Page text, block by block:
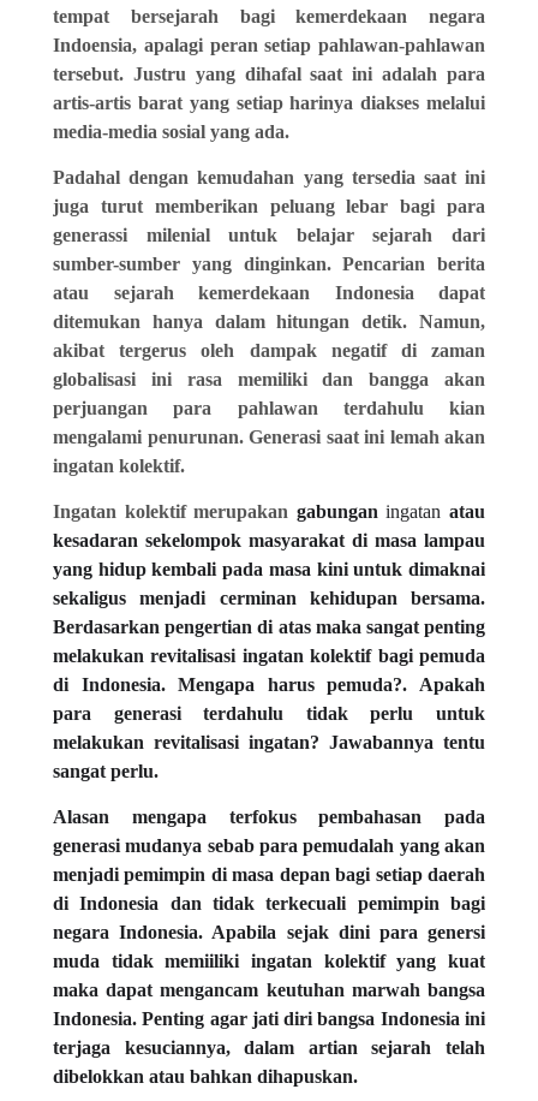
tempat bersejarah bagi kemerdekaan negara
Indoensia, apalagi peran setiap pahlawan-pahlawan
tersebut. Justru yang dihafal saat ini adalah para
artis-artis barat yang setiap harinya diakses melalui
media-media sosial yang ada.
Padahal dengan kemudahan yang tersedia saat ini
juga turut memberikan peluang lebar bagi para
generassi milenial untuk belajar sejarah dari
sumber-sumber yang dinginkan. Pencarian berita
atau sejarah kemerdekaan Indonesia dapat
ditemukan hanya dalam hitungan detik. Namun,
akibat tergerus oleh dampak negatif di zaman
globalisasi ini rasa memiliki dan bangga akan
perjuangan para pahlawan terdahulu kian
mengalami penurunan. Generasi saat ini lemah akan
ingatan kolektif.
Ingatan kolektif merupakan gabunganingatan atau
kesadaran sekelompok masyarakat di masa lampau
yang hidup kembali pada masa kini untuk dimaknai
sekaligus menjadi cerminan kehidupan bersama.
Berdasarkan pengertian di atas maka sangat penting
melakukan revitalisasi ingatan kolektif bagi pemuda
di Indonesia. Mengapa harus pemuda?. Apakah
para generasi terdahulu tidak perlu untuk
melakukan revitalisasi ingatan? Jawabannya tentu
sangat perlu.
Alasan mengapa terfokus pembahasan pada
generasi mudanya sebab para pemudalah yang akan
menjadi pemimpin di masa depan bagi setiap daerah
di Indonesia dan tidak terkecuali pemimpin bagi
negara Indonesia. Apabila sejak dini para genersi
muda tidak memiiliki ingatan kolektif yang kuat
maka dapat mengancam keutuhan marwah bangsa
Indonesia. Penting agar jati diri bangsa Indonesia ini
terjaga kesuciannya, dalam artian sejarah telah
dibelokkan atau bahkan dihapuskan.